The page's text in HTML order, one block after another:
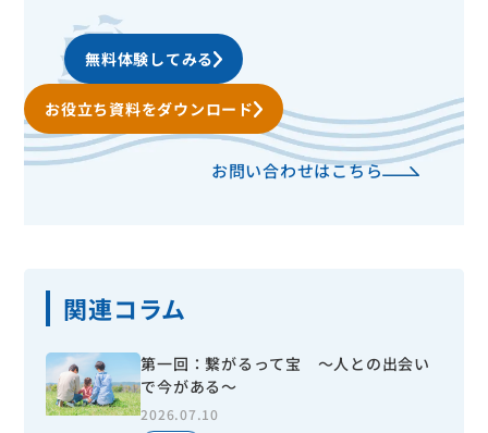
無料体験してみる
お役立ち資料をダウンロード
お問い合わせはこちら
関連コラム
第一回：繋がるって宝 ～人との出会い
で今がある～
2026.07.10